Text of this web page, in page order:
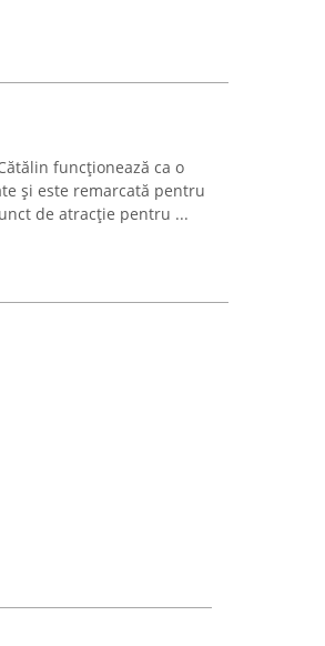
funcționează ca o
și este remarcată pentru
de atracție pentru ...